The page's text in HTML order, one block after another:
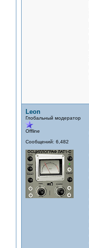
Leon
Глобальный модератор
Offline
Сообщений: 6,482